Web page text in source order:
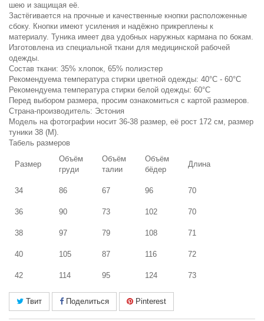
шею и защищая её.
Застёгивается на прочные и качественные кнопки расположенные
сбоку. Кнопки имеют усиления и надёжно прикреплены к
материалу. Туника имеет два удобных наружных кармана по бокам.
Изготовлена из специальной ткани для медицинской рабочей
одежды.
Состав ткани: 35% хлопок, 65% полиэстер
Рекомендуема температура стирки цветной одежды: 40°C - 60°C
Рекомендуема температура стирки белой одежды: 60°C
Перед выбором размера, просим ознакомиться с картой размеров.
Страна-производитель: Эстония
Модель на фотографии носит 36-38 размер, её рост 172 см, размер
туники 38 (M).
Табель размеров
Размер
Объём
груди
Объём
талии
Объём
бёдер
Длина
34 86 67 96 70
36 90 73 102 70
38 97 79 108 71
40 105 87 116 72
42 114 95 124 73
Твит Поделиться Pinterest